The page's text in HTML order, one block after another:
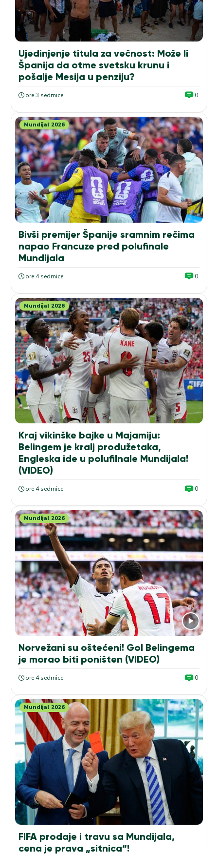
Ujedinjenje titula za večnost: Može li
Španija da otme svetsku krunu i
pošalje Mesija u penziju?
pre 3 sedmice 0
Mundijal 2026
Bivši premijer Španije sramnim rečima
napao Francuze pred polufinale
Mundijala
pre 4 sedmice 0
Mundijal 2026
Kraj vikinške bajke u Majamiju:
Belingem je kralj produžetaka,
Engleska ide u polufilnale Mundijala!
(VIDEO)
pre 4 sedmice 0
Mundijal 2026
Norvežani su oštećeni! Gol Belingema
je morao biti poništen (VIDEO)
pre 4 sedmice 0
Mundijal 2026
FIFA prodaje i travu sa Mundijala,
cena je prava „sitnica“!